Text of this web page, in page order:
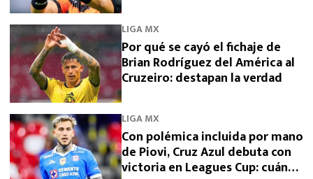
LIGA MX
Por qué se cayó el fichaje de
Brian Rodríguez del América al
Cruzeiro: destapan la verdad
LIGA MX
Con polémica incluida por mano
de Piovi, Cruz Azul debuta con
victoria en Leagues Cup: cuándo